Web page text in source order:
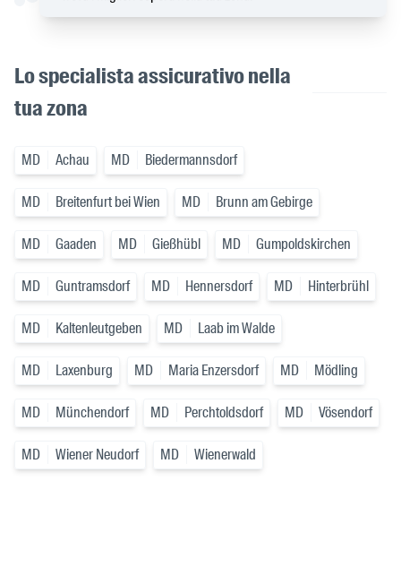
Lo specialista assicurativo nella
tua zona
MD Achau MD Biedermannsdorf
MD Breitenfurt bei Wien MD Brunn am Gebirge
MD Gaaden MD Gießhübl MD Gumpoldskirchen
MD Guntramsdorf MD Hennersdorf MD Hinterbrühl
MD Kaltenleutgeben MD Laab im Walde
MD Laxenburg MD Maria Enzersdorf MD Mödling
MD Münchendorf MD Perchtoldsdorf MD Vösendorf
MD Wiener Neudorf MD Wienerwald